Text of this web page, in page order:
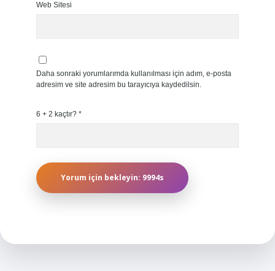
Web Sitesi
Daha sonraki yorumlarımda kullanılması için adım, e-posta
adresim ve site adresim bu tarayıcıya kaydedilsin.
6 + 2 kaçtır? *